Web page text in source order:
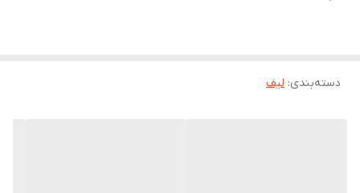
فوم بسیار با کیفیفت می باشد و با شستشو و استفاده مکرر خاصیت
دسته‌بندی: لیف